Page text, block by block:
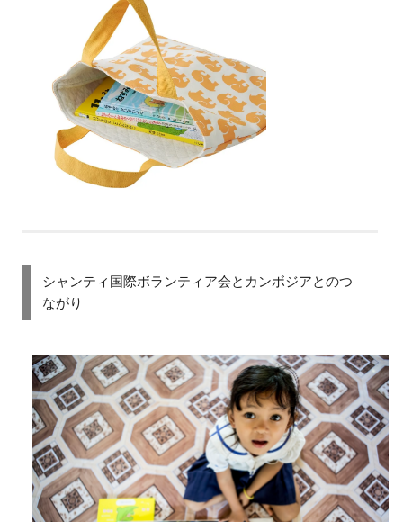
シャンティ国際ボランティア会とカンボジアとのつ
ながり